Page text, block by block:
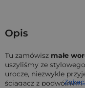
Opis
Tu zamówisz małe
uszyliśmy ze stylowego
urocze, niezwykle
ściągacz z